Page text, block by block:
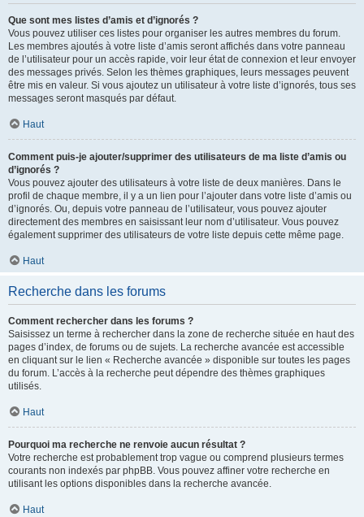
Que sont mes listes d’amis et d’ignorés ?
Vous pouvez utiliser ces listes pour organiser les autres membres du forum.
Les membres ajoutés à votre liste d’amis seront affichés dans votre panneau
de l’utilisateur pour un accès rapide, voir leur état de connexion et leur envoyer
des messages privés. Selon les thèmes graphiques, leurs messages peuvent
être mis en valeur. Si vous ajoutez un utilisateur à votre liste d’ignorés, tous ses
messages seront masqués par défaut.
Haut
Comment puis-je ajouter/supprimer des utilisateurs de ma liste d’amis ou
d’ignorés ?
Vous pouvez ajouter des utilisateurs à votre liste de deux manières. Dans le
profil de chaque membre, il y a un lien pour l’ajouter dans votre liste d’amis ou
d’ignorés. Ou, depuis votre panneau de l’utilisateur, vous pouvez ajouter
directement des membres en saisissant leur nom d’utilisateur. Vous pouvez
également supprimer des utilisateurs de votre liste depuis cette même page.
Haut
Recherche dans les forums
Comment rechercher dans les forums ?
Saisissez un terme à rechercher dans la zone de recherche située en haut des
pages d’index, de forums ou de sujets. La recherche avancée est accessible
en cliquant sur le lien « Recherche avancée » disponible sur toutes les pages
du forum. L’accès à la recherche peut dépendre des thèmes graphiques
utilisés.
Haut
Pourquoi ma recherche ne renvoie aucun résultat ?
Votre recherche est probablement trop vague ou comprend plusieurs termes
courants non indexés par phpBB. Vous pouvez affiner votre recherche en
utilisant les options disponibles dans la recherche avancée.
Haut